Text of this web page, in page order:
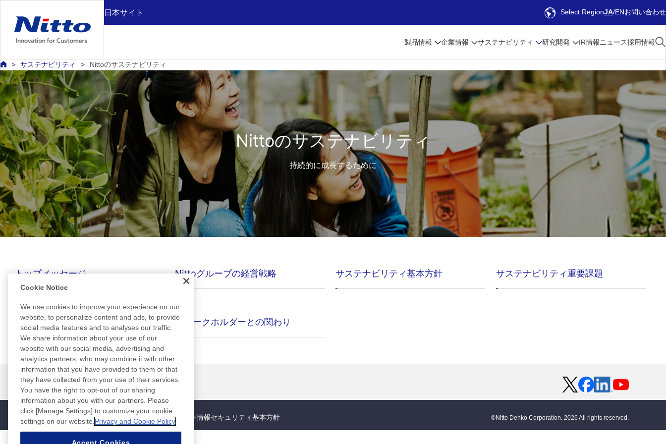
日本サイト Select RegionJA ENお問い合わせ
製品情報 企業情報 サステナビリティ 研究開発 IR情報ニュース採用情報
サステナビリティ Nittoのサステナビリティ
Nittoのサステナビリティ
持続的に成長するために
トップメッセージ Nittoグループの経営戦略 サステナビリティ基本方針 サステナビリティ重要課題
PlanetFlags™/HumanFlags™ ステークホルダーとの関わり
ニュースお問い合わせよくあるご質問
サイトマップサイトポリシー個人情報保護ポリシー情報セキュリティ基本方針 ©Nitto Denko Corporation. 2026 All rights reserved.
Cookie Notice
We use cookies to improve your experience on our
website, to personalize content and ads, to provide
social media features and to analyses our traffic.
We share information about your use of our
website with our social media, advertising and
analytics partners, who may combine it with other
information that you have provided to them or that
they have collected from your use of their services.
You have the right to opt-out of our sharing
information about you with our partners. Please
click [Manage Settings] to customize your cookie
settings on our website. Privacy and Cookie Policy